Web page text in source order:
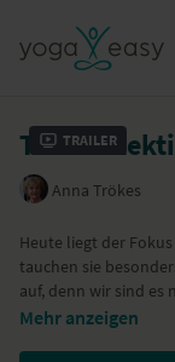
Trailer
Teil 2 –
Anna Trökes
Heute liegt der
tauchen sie
auf, denn wir sind es
verbringen.
Mehr anzeigen